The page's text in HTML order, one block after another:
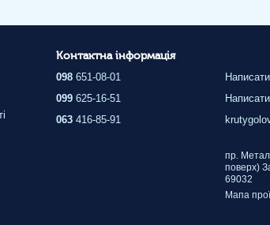
Контактна інформація
098 651-08-01
099 625-16-51
063 416-85-91
пр.
поверх)
69032
Мапа